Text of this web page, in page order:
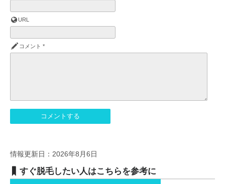
URL
コメント *
情報更新日：2026年8月6日
すぐ脱毛したい人はこちらを参考に